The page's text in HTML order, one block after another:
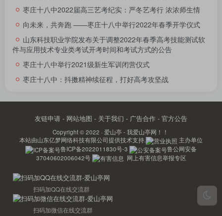
枣庄十八中2022届高三艺考纪实：严冬艺考行 浓浓师生情
向未来，共奔跑 ――枣庄十八中举行2022年春季开学仪式
山东科技职业学院发布关于调整2022年春季高考技能测试软
件与应用技术专业类考试开考时间和考试方式的公告
枣庄十八中举行2021级新生军训闭营仪式
枣庄十八中：抖擞精神续征程，打好高考攻坚战
友链申请 - 网站地图 - 关于我们 - 广告合作 - 官方公告
Copyright © 2022 · 爱山亭 - 我爱山亭网！！
本站由山东亿梦网络科技有限公司提供技术支持.
主办单位
鲁ICP备2022011830号-3
鲁公网安备
37040602006042号
网上有害信息举报专区
扫码加QQ在线交流群
扫码加微信在线交流群